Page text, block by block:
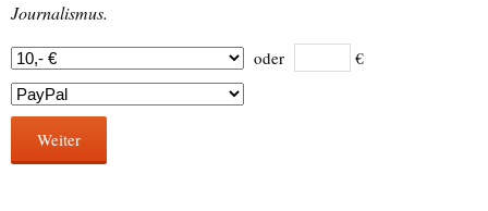
Journalismus.
oder €
Weiter